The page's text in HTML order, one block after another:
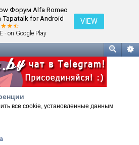
Форум Alfa Romeo
Tapatalk for Android
- on Google Play
VIEW
все cookie, установленные данным